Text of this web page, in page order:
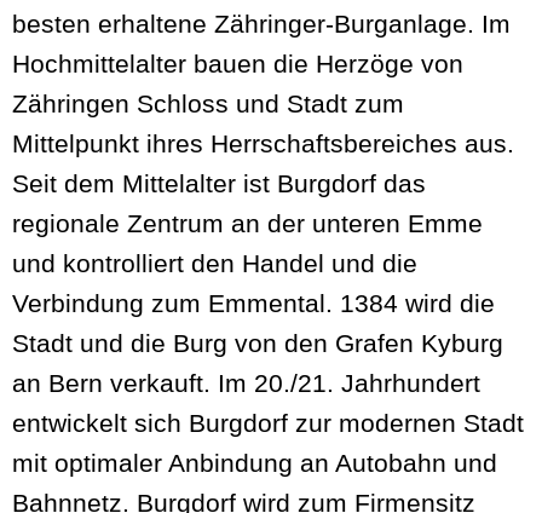
besten erhaltene Zähringer-Burganlage. Im
Hochmittelalter bauen die Herzöge von
Zähringen Schloss und Stadt zum
Mittelpunkt ihres Herrschaftsbereiches aus.
Seit dem Mittelalter ist Burgdorf das
regionale Zentrum an der unteren Emme
und kontrolliert den Handel und die
Verbindung zum Emmental. 1384 wird die
Stadt und die Burg von den Grafen Kyburg
an Bern verkauft. Im 20./21. Jahrhundert
entwickelt sich Burgdorf zur modernen Stadt
mit optimaler Anbindung an Autobahn und
Bahnnetz. Burgdorf wird zum Firmensitz